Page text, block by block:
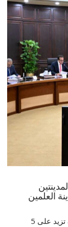
العلمين
ينفذهما تحالف عالمي باستثمارات أجنبية مباشرة تزيد على 5